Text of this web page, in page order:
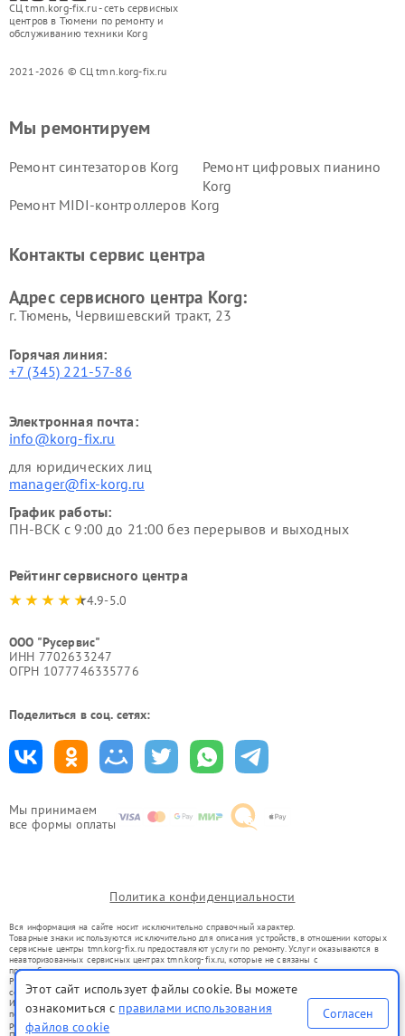
СЦ tmn.korg-fix.ru - сеть сервисных
центров в Тюмени по ремонту и
обслуживанию техники Korg
2021-2026 © СЦ tmn.korg-fix.ru
Мы принимаем
все формы оплаты
Мы ремонтируем
Ремонт синтезаторов Korg
Ремонт цифровых пианино
Korg
Ремонт MIDI-контроллеров Korg
Контакты сервис центра
Адрес сервисного центра Korg:
г. Тюмень, ​Червишевский тракт, 23
Горячая линия:
+7 (345) 221-57-86
Электронная почта:
info@korg-fix.ru
для юридических лиц
manager@fix-korg.ru
График работы:
ПН-ВСК с 9:00 до 21:00 без перерывов и выходных
Рейтинг сервисного центра
4.9-5.0
ООО "Русервис"
ИНН 7702633247
ОГРН 1077746335776
Поделиться в соц. сетях:
Политика конфиденциальности
Вся информация на сайте носит исключительно справочный характер.
Товарные знаки используются исключительно для описания устройств, в отношении которых
сервисные центры tmn.korg-fix.ru предоставляют услуги по ремонту. Услуги оказываются в
неавторизованных сервисных центрах tmn.korg-fix.ru, которые не связаны с
правообладателями товарных знаков или их официальными представителями.
Ремонт осуществляется для устройств, уже введенных в гражданский оборот в соответствии
со статьей 1487 ГК РФ.
Использование товарных знаков не преследует цели индивидуализации услуг или введения
потребителей в заблуждение, а служит для информирования о предоставляемых услугах по
ремонту техники указанных брендов.
Этот сайт использует файлы cookie. Вы можете
ознакомиться с правилами использования
файлов cookie
Согласен